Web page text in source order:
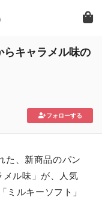
らキャラメル味の
フォローする
た、新商品のパン
メル味」が、人気
ミルキーソフト」